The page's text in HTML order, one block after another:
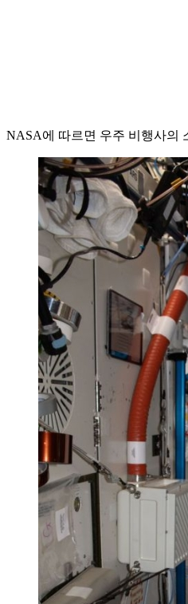
NASA에 따르면 우주 비행사의